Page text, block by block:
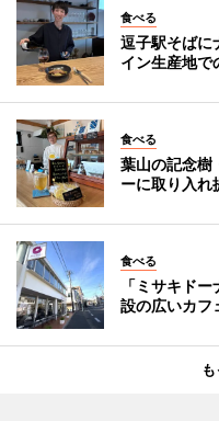
食べる
逗子駅そば
イン生産地で
食べる
葉山の記念
ーに取り入れ
食べる
「ミサキド
設の広いカフ